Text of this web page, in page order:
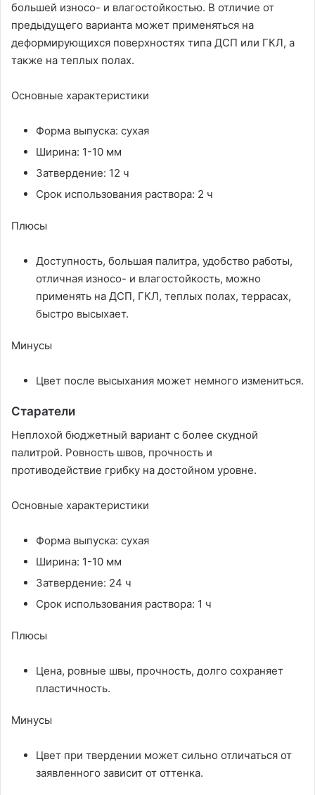
большей износо- и влагостойкостью. В отличие от
предыдущего варианта может применяться на
деформирующихся поверхностях типа ДСП или ГКЛ, а
также на теплых полах.
Основные характеристики
Форма выпуска: сухая
Ширина: 1-10 мм
Затвердение: 12 ч
Срок использования раствора: 2 ч
Плюсы
Доступность, большая палитра, удобство работы,
отличная износо- и влагостойкость, можно
применять на ДСП, ГКЛ, теплых полах, террасах,
быстро высыхает.
Минусы
Цвет после высыхания может немного измениться.
Старатели
Неплохой бюджетный вариант с более скудной
палитрой. Ровность швов, прочность и
противодействие грибку на достойном уровне.
Основные характеристики
Форма выпуска: сухая
Ширина: 1-10 мм
Затвердение: 24 ч
Срок использования раствора: 1 ч
Плюсы
Цена, ровные швы, прочность, долго сохраняет
пластичность.
Минусы
Цвет при твердении может сильно отличаться от
заявленного зависит от оттенка.